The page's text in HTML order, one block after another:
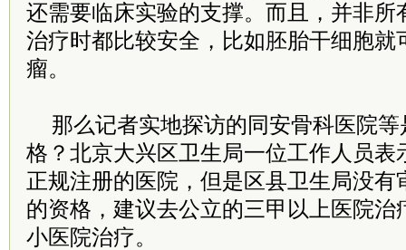
还需要临床实验的支撑。而且，并非所
治疗时都比较安全，比如胚胎干细胞就
瘤。
那么记者实地探访的同安骨科医院
格？北京大兴区卫生局一位工作人员表
正规注册的医院，但是区县卫生局没有
的资格，建议去公立的三甲以上医院治
小医院治疗。